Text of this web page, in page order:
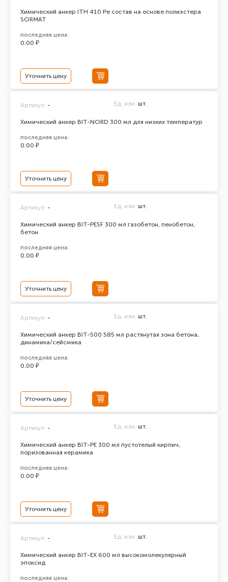
Химический анкер ITH 410 Pe состав на основе полиэстера
SORMAT
последняя цена:
0.00 ₽
Уточнить цену
Химический анкер BIT-NORD 300 мл для низких температур
Артикул: - Ед. изм. шт.
последняя цена:
0.00 ₽
Уточнить цену
Химический анкер BIT-PESF 300 мл газобетон, пенобетон,
бетон
Артикул: - Ед. изм. шт.
последняя цена:
0.00 ₽
Уточнить цену
Химический анкер BIT-500 585 мл растянутая зона бетона,
динамика/сейсмика
Артикул: - Ед. изм. шт.
последняя цена:
0.00 ₽
Уточнить цену
Химический анкер BIT-PE 300 мл пустотелый кирпич,
поризованная керамика
Артикул: - Ед. изм. шт.
последняя цена:
0.00 ₽
Уточнить цену
Химический анкер BIT-EX 600 мл высокомолекулярный
эпоксид
Артикул: - Ед. изм. шт.
последняя цена: